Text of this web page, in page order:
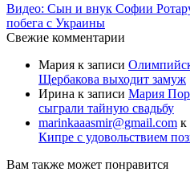
Видео: Сын и внук Софии
побега с Украины
Свежие комментарии
Мария к записи
Щербакова выходит замуж
Ирина к записи Мария
сыграли тайную свадьбу
marinkaaasmir@gmail.com к
Кипре с удовольствием
Вам также может понравится